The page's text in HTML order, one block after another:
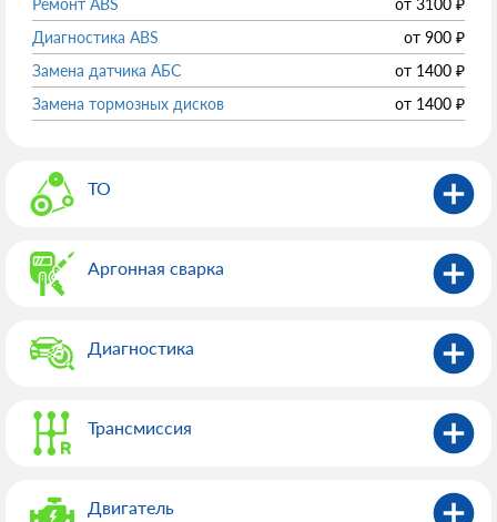
Ремонт ABS
от 3100 ₽
Диагностика ABS
от 900 ₽
Замена датчика АБС
от 1400 ₽
Замена тормозных дисков
от 1400 ₽
ТО
Аргонная сварка
Диагностика
Трансмиссия
Двигатель